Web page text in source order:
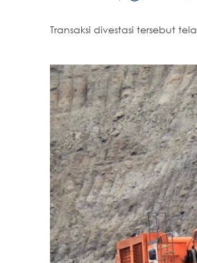
Transaksi divestasi tersebut